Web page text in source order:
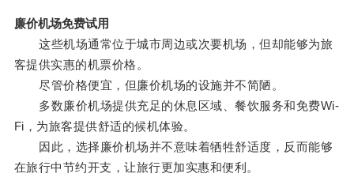
廉价机场免费试用
这些机场通常位于城市周边或次要机场，但却能够为旅
客提供实惠的机票价格。
尽管价格便宜，但廉价机场的设施并不简陋。
多数廉价机场提供充足的休息区域、餐饮服务和免费Wi-
Fi，为旅客提供舒适的候机体验。
因此，选择廉价机场并不意味着牺牲舒适度，反而能够
在旅行中节约开支，让旅行更加实惠和便利。